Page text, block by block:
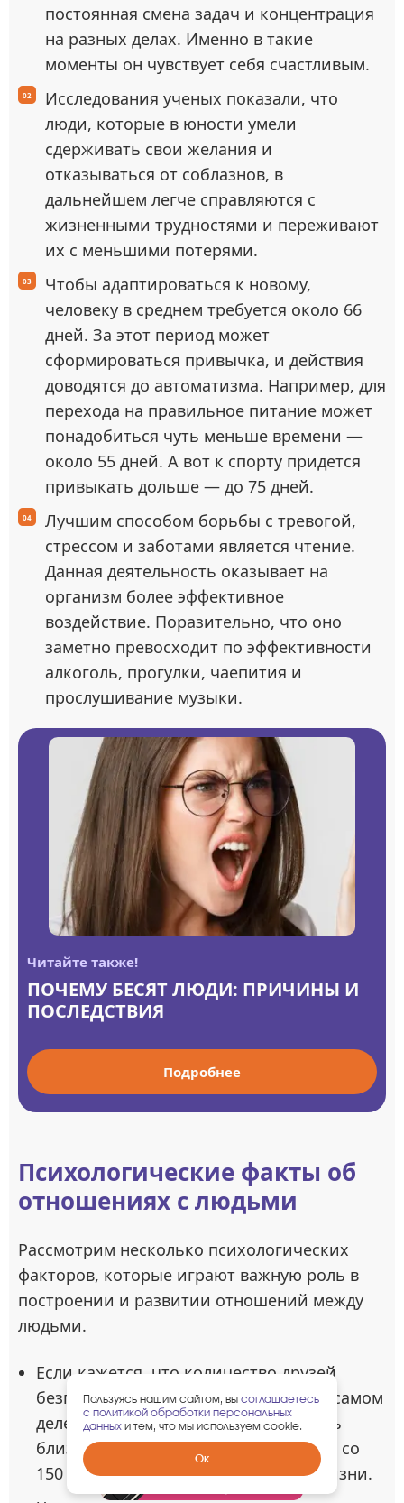
постоянная смена задач и концентрация
на разных делах. Именно в такие
моменты он чувствует себя счастливым.
Исследования ученых показали, что
люди, которые в юности умели
сдерживать свои желания и
отказываться от соблазнов, в
дальнейшем легче справляются с
жизненными трудностями и переживают
их с меньшими потерями.
Чтобы адаптироваться к новому,
человеку в среднем требуется около 66
дней. За этот период может
сформироваться привычка, и действия
доводятся до автоматизма. Например, для
перехода на правильное питание может
понадобиться чуть меньше времени —
около 55 дней. А вот к спорту придется
привыкать дольше — до 75 дней.
Лучшим способом борьбы с тревогой,
стрессом и заботами является чтение.
Данная деятельность оказывает на
организм более эффективное
воздействие. Поразительно, что оно
заметно превосходит по эффективности
алкоголь, прогулки, чаепития и
прослушивание музыки.
Читайте также!
ПОЧЕМУ БЕСЯТ ЛЮДИ: ПРИЧИНЫ И
ПОСЛЕДСТВИЯ
Подробнее
Психологические факты об
отношениях с людьми
Рассмотрим несколько психологических
факторов, которые играют важную роль в
построении и развитии отношений между
людьми.
Если кажется, что количество друзей
безгранично, это лишь иллюзия. На самом
деле человек способен поддерживать
близкие дружеские отношения лишь со
150 людьми на протяжении своей жизни.
Забрать
гарантированный
Пользуясь нашим сайтом, вы соглашаетесь
с политикой обработки персональных
данных и тем, что мы используем cookie.
Ок